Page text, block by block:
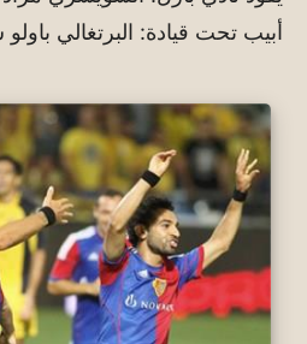
أبيب تحت قيادة: البرتغالي